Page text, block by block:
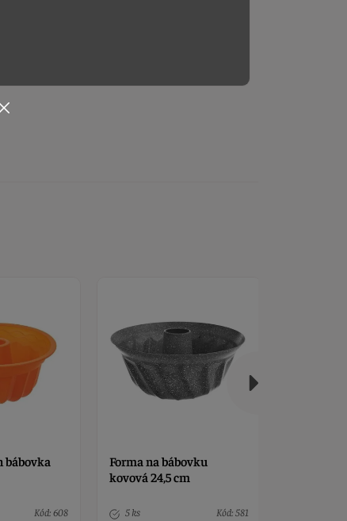
bábovka
Kód: 608
Forma na bábovku
kovová 24,5 cm
5 ks Kód: 581